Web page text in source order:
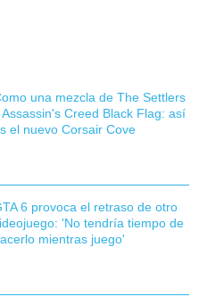
una mezcla de The Settlers
Assassin's Creed Black Flag: así
el nuevo Corsair Cove
6 provoca el retraso de otro
'No tendría tiempo de
mientras juego'